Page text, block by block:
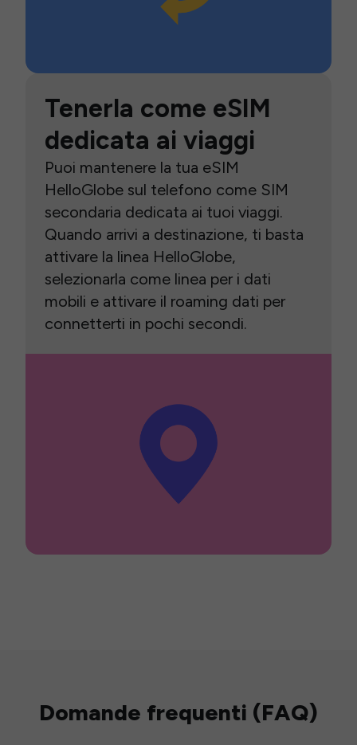
Tenerla come eSIM
dedicata ai viaggi
Puoi mantenere la tua eSIM
HelloGlobe sul telefono come SIM
secondaria dedicata ai tuoi viaggi.
Quando arrivi a destinazione, ti basta
attivare la linea HelloGlobe,
selezionarla come linea per i dati
mobili e attivare il roaming dati per
connetterti in pochi secondi.
Domande frequenti (FAQ)